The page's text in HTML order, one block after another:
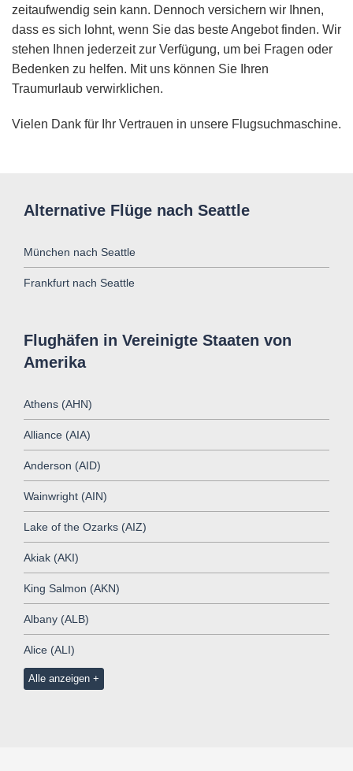
zeitaufwendig sein kann. Dennoch versichern wir Ihnen,
dass es sich lohnt, wenn Sie das beste Angebot finden. Wir
stehen Ihnen jederzeit zur Verfügung, um bei Fragen oder
Bedenken zu helfen. Mit uns können Sie Ihren
Traumurlaub verwirklichen.
Vielen Dank für Ihr Vertrauen in unsere Flugsuchmaschine.
Alternative Flüge nach Seattle
München nach Seattle
Frankfurt nach Seattle
Flughäfen in Vereinigte Staaten von
Amerika
Athens (AHN)
Alliance (AIA)
Anderson (AID)
Wainwright (AIN)
Lake of the Ozarks (AIZ)
Akiak (AKI)
King Salmon (AKN)
Albany (ALB)
Alice (ALI)
Alle anzeigen